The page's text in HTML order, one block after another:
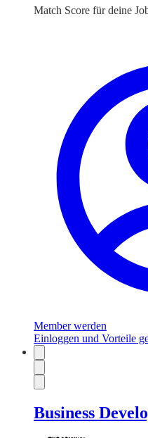
Match Score für deine
Member werden
Einloggen und Vorteile
Business